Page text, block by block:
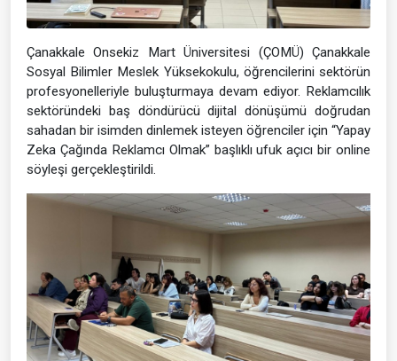
Çanakkale Onsekiz Mart Üniversitesi (ÇOMÜ) Çanakkale
Sosyal Bilimler Meslek Yüksekokulu, öğrencilerini sektörün
profesyonelleriyle buluşturmaya devam ediyor. Reklamcılık
sektöründeki baş döndürücü dijital dönüşümü doğrudan
sahadan bir isimden dinlemek isteyen öğrenciler için “Yapay
Zeka Çağında Reklamcı Olmak” başlıklı ufuk açıcı bir online
söyleşi gerçekleştirildi.